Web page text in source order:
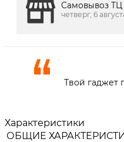
Самовывоз ТЦ
четверг, 6
Твой гаджет
Характеристики
ОБЩИЕ